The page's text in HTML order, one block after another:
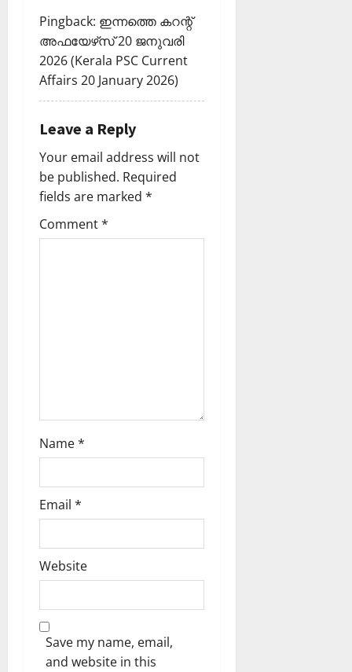
o
n
Pingback: ഇന്നത്തെ കറന്റ്
അഫയേഴ്‌സ് 20 ജനുവരി
2026 (Kerala PSC Current
Affairs 20 January 2026)
Leave a Reply
Your email address will not
be published. Required
fields are marked *
Comment*
Name*
Email *
Website
Save my name, email,
and website in this